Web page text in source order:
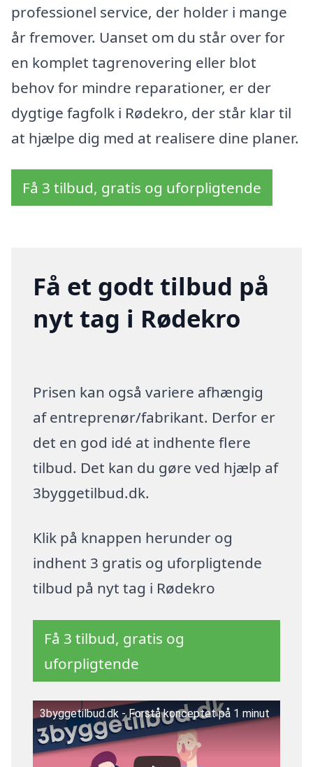
professionel service, der holder i mange
år fremover. Uanset om du står over for
en komplet tagrenovering eller blot
behov for mindre reparationer, er der
dygtige fagfolk i Rødekro, der står klar til
at hjælpe dig med at realisere dine planer.
Få 3 tilbud, gratis og uforpligtende
Få et godt tilbud på
nyt tag i Rødekro
Prisen kan også variere afhængig
af entreprenør/fabrikant. Derfor er
det en god idé at indhente flere
tilbud. Det kan du gøre ved hjælp af
3byggetilbud.dk.
Klik på knappen herunder og
indhent 3 gratis og uforpligtende
tilbud på nyt tag i Rødekro
Få 3 tilbud, gratis og
uforpligtende
3byggetilbud.dk - Forstå konceptet på 1 minut